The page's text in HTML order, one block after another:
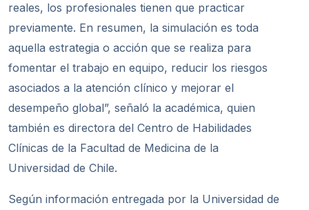
reales, los profesionales tienen que practicar
previamente. En resumen, la simulación es toda
aquella estrategia o acción que se realiza para
fomentar el trabajo en equipo, reducir los riesgos
asociados a la atención clínico y mejorar el
desempeño global”, señaló la académica, quien
también es directora del Centro de Habilidades
Clínicas de la Facultad de Medicina de la
Universidad de Chile.
Según información entregada por la Universidad de